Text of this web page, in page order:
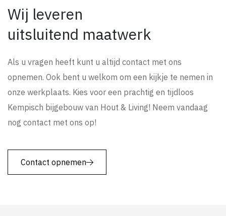
Wij leveren
uitsluitend maatwerk
Als u vragen heeft kunt u altijd contact met ons
opnemen. Ook bent u welkom om een kijkje te nemen in
onze werkplaats. Kies voor een prachtig en tijdloos
Kempisch bijgebouw van Hout & Living! Neem vandaag
nog contact met ons op!
Contact opnemen